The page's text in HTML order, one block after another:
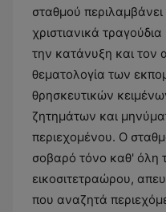
σταθμού
χριστιανικά
την κατάνυξη και τον
θεματολογία των
θρησκευτικών
ζητημάτων και
περιεχομένου. Ο
σοβαρό τόνο καθ' όλη
εικοσιτετραώρου,
που αναζητά